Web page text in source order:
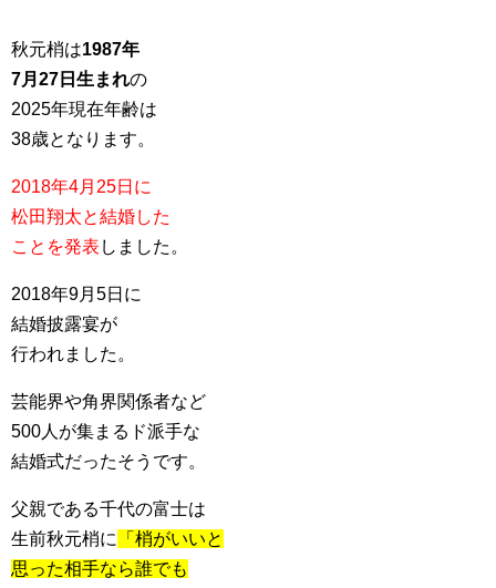
秋元梢は1987年
7月27日生まれの
2025年現在年齢は
38歳となります。
2018年4月25日に
松田翔太と結婚した
ことを発表 しました。
2018年9月5日に
結婚披露宴が
行われました。
芸能界や角界関係者など
500人が集まるド派手な
結婚式だったそうです。
父親である千代の富士は
生前秋元梢に
「梢がいいと
思った相手なら誰でも